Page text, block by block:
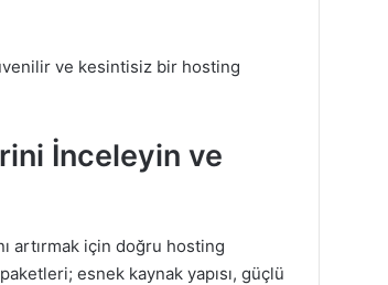
ve kesintisiz bir hosting
İnceleyin ve
artırmak için doğru hosting
esnek kaynak yapısı, güçlü